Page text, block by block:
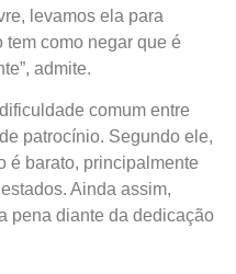
levamos ela para
como negar que é
admite.
comum entre
patrocínio. Segundo ele,
é barato, principalmente
Ainda assim,
pena diante da dedicação